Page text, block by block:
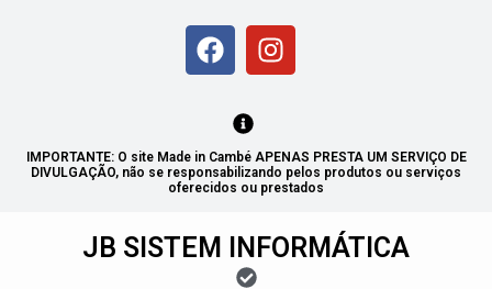
IMPORTANTE: O site Made in Cambé APENAS PRESTA UM SERVIÇO DE
DIVULGAÇÃO, não se responsabilizando pelos produtos ou serviços
oferecidos ou prestados
JB SISTEM INFORMÁTICA